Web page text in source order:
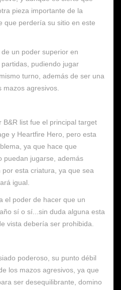
pieza importante de la
que perdería su sitio en este
un poder superior en
pudiendo jugar
turno, además de ser una
agresivos.
B&R list fue el principal target
y Heartfire Hero, pero esta
ya que hace que
puedan jugarse, además
esta criatura, ya que sea
igual.
el poder de hacer que un
sí o sí...sin duda alguna esta
vista debería ser prohibida.
poderoso, su punto débil
los mazos agresivos, ya que
ser desequilibrante, domino